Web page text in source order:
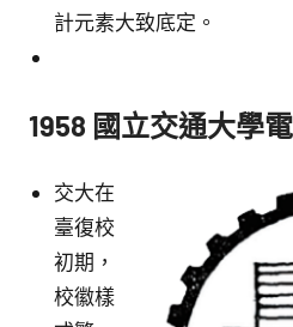
計元素大致底定。
1958 國立交通大學
交大在
臺復校
初期，
校徽樣